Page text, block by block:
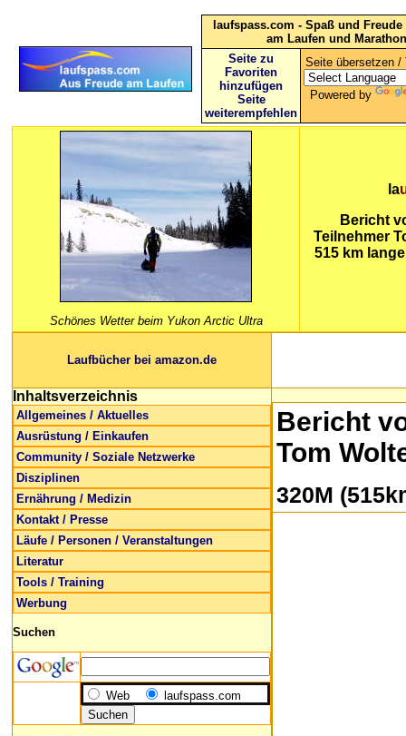
laufspass.com - Spaß und
am Laufen und Marathon
Seite zu
Favoriten
hinzufügen
Seite
weiterempfehlen
Seite übersetzen /
Powered by
Schönes Wetter beim Yukon Arctic Ultra
la
Bericht
Teilnehmer
515 km
Laufbücher bei amazon.de
Inhaltsverzeichnis
Allgemeines / Aktuelles
Ausrüstung / Einkaufen
Community / Soziale Netzwerke
Disziplinen
Ernährung / Medizin
Kontakt / Presse
Läufe / Personen / Veranstaltungen
Literatur
Tools / Training
Werbung
Suchen
Web laufspass.com
Bericht
Tom
320M